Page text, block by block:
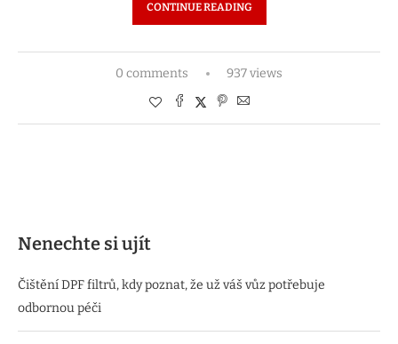
CONTINUE READING
0 comments 937 views
Nenechte si ujít
Čištění DPF filtrů, kdy poznat, že už váš vůz potřebuje
odbornou péči